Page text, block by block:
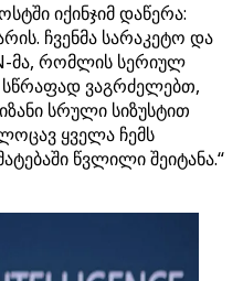
იქინჯიმ დაწერა:
ჩვენმა სარაკეტო და
მა, რომლის სერიულ
სწრაფად ვაგრძელებთ,
სრული სიზუსტით
ყველა ჩემს
წვლილი შეიტანა.“